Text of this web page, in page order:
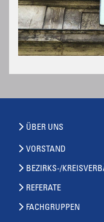
ÜBER UNS
VORSTAND
BEZIRKS-/
REFERATE
FACHGRUPPEN